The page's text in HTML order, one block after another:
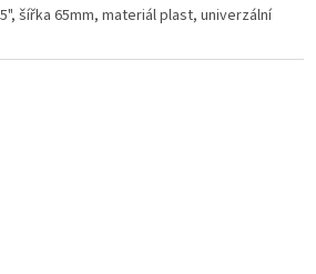
šířka 65mm, materiál plast, univerzální